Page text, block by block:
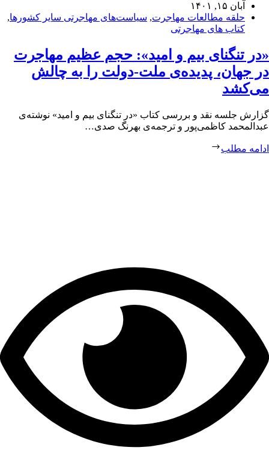
آبان ۱۵, ۱۴۰۱
حلقه مطالعات مهاجرت, سیاست‌های مهاجرتی سایر کشورها,
کتاب های مهاجرتی
«در تنگنای بیم و امید»: حجم عظیم مهاجرت
در جهان، پدیده‌ی ملت-دولت را به چالش
می‌کشد
گزارش جلسه نقد و بررسی کتاب «در تنگنای بیم و امید» نوشته‌ی
عبدالمحمد کاظمی‌پور و ترجمه‌ی بهرنگ صدی…
ادامه مطلب